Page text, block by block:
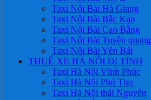
Taxi Nội Bài Hà Giang
Taxi Nội Bài Bắc Kạn
Taxi Nội Bài Cao Bằng
Taxi Nội Bài Tuyên quang
Taxi Nội Bài Yên Bái
THUÊ XE HÀ NỘI ĐI TỈNH
Taxi Hà Nội Vĩnh Phúc
Taxi Hà Nội Phú Thọ
Taxi Hà Nội thái Nguyên